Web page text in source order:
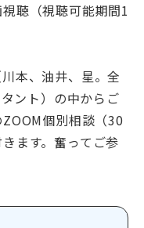
聴（視聴可能期間1
本、油井、星。全
ント）の中からご
個別相談（30
ます。奮ってご参